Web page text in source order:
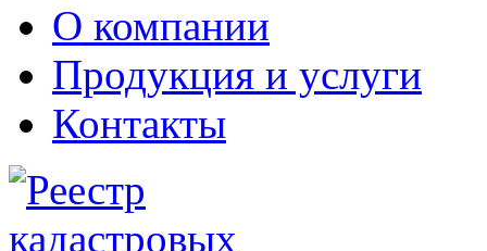
О компании
Продукция и услуги
Контакты